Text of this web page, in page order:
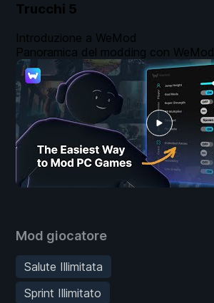
Trucchi 5
Mod giocatore
Salute Illimitata
Sprint Illimitato
Introduzione a WeMod
Panoramica del modding con WeMod